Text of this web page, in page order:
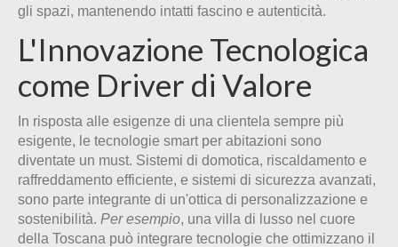
gli spazi, mantenendo intatti fascino e autenticità.
L'Innovazione Tecnologica
come Driver di Valore
In risposta alle esigenze di una clientela sempre più
esigente, le tecnologie smart per abitazioni sono
diventate un must. Sistemi di domotica, riscaldamento e
raffreddamento efficiente, e sistemi di sicurezza avanzati,
sono parte integrante di un'ottica di personalizzazione e
sostenibilità. Per esempio, una villa di lusso nel cuore
della Toscana può integrare tecnologie che ottimizzano il